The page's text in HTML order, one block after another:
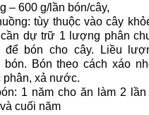
– 600 g/lần bón/cây,
tùy thuộc vào cây
dự trữ 1 lượng phân
để bón cho cây. Liều
bón. Bón theo cách xáo
phân, xả nước.
1 năm cho ăn làm 2
cuối năm